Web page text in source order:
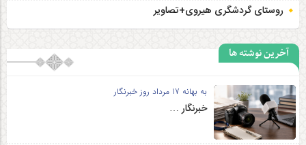
روستای گردشگری هیروی+تصاویر
آخرین نوشته ها
به بهانه 17 مرداد روز خبرنگار
خبرنگار …